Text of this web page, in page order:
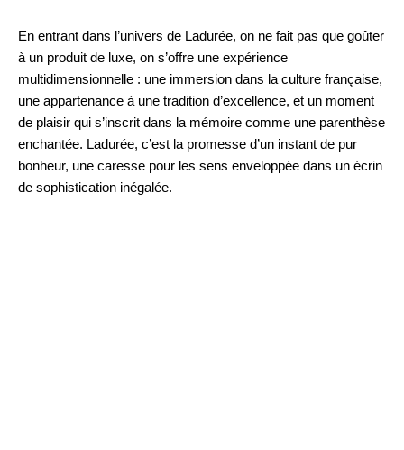
En entrant dans l’univers de Ladurée, on ne fait pas que goûter
à un produit de luxe, on s’offre une expérience
multidimensionnelle : une immersion dans la culture française,
une appartenance à une tradition d’excellence, et un moment
de plaisir qui s’inscrit dans la mémoire comme une parenthèse
enchantée. Ladurée, c’est la promesse d’un instant de pur
bonheur, une caresse pour les sens enveloppée dans un écrin
de sophistication inégalée.